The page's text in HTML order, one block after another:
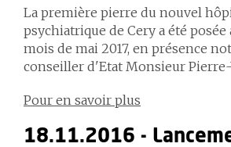
La première pierre du nouvel
psychiatrique de Cery a été posée
mois de mai 2017, en présence
conseiller d'Etat Monsieur Pierre-
Pour en savoir plus
18.11.2016 -